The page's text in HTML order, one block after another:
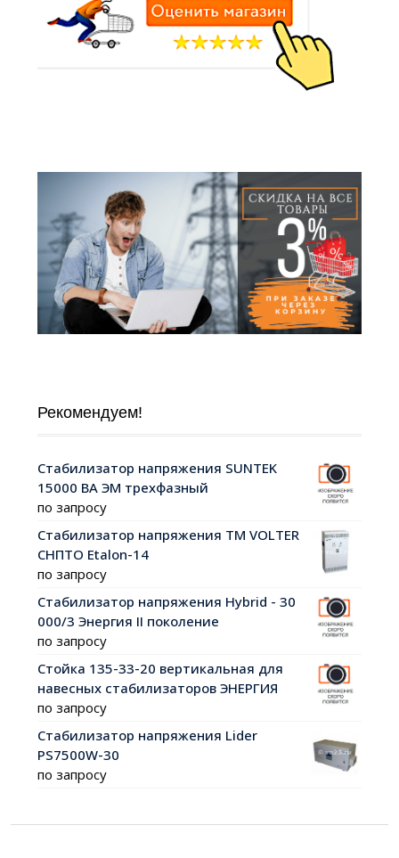
Рекомендуем!
Стабилизатор напряжения SUNTEK
15000 ВА ЭМ трехфазный
по запросу
Стабилизатор напряжения ТМ VOLTER
СНПТО Etalon-14
по запросу
Cтабилизатор напряжения Hybrid - 30
000/3 Энергия II поколение
по запросу
Стойка 135-33-20 вертикальная для
навесных стабилизаторов ЭНЕРГИЯ
по запросу
Стабилизатор напряжения Lider
PS7500W-30
по запросу